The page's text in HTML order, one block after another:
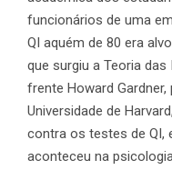
funcionários de uma
QI aquém de 80 era
que surgiu a Teoria
frente Howard
Universidade de
contra os testes de QI,
aconteceu na